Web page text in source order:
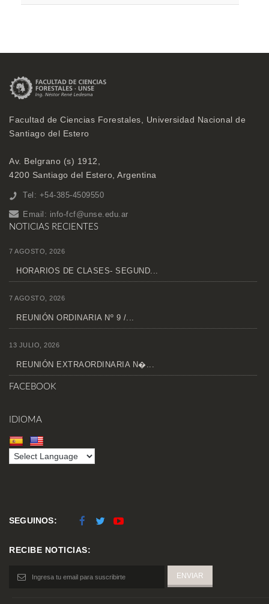
Facultad de Ciencias Forestales, Universidad Nacional de
Santiago del Estero
Av. Belgrano (s) 1912,
4200 Santiago del Estero, Argentina
Tel: +54-385-4509550
Email: info-fcf@unse.edu.ar
NOTICIAS RECIENTES
7 AGOSTO, 2026
HORARIOS DE CLASES- SEGUND...
7 AGOSTO, 2026
REUNIÓN ORDINARIA Nº 9 /...
13 JULIO, 2026
REUNIÓN EXTRAORDINARIA N�...
FACEBOOK
IDIOMA
SEGUINOS:
RECIBE NOTICIAS: